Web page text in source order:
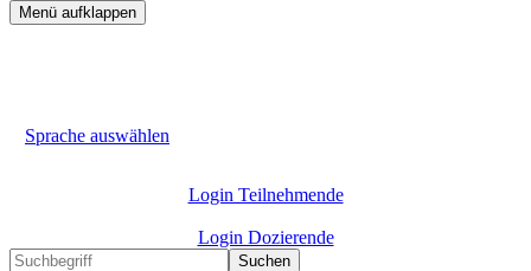
Menü aufklappen
Sprache auswählen
Login Teilnehmende
Login Dozierende
Suchen